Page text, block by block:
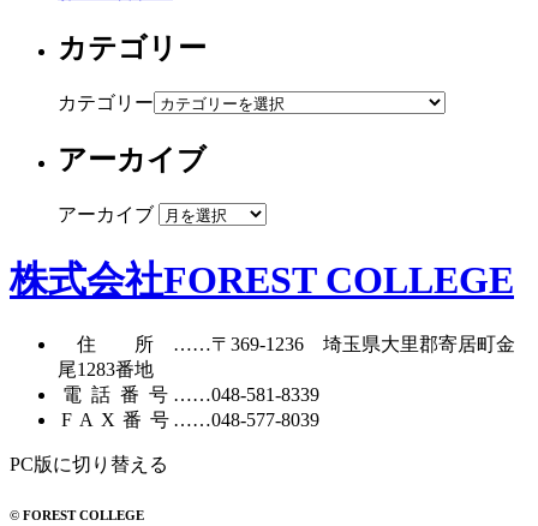
カテゴリー
カテゴリー
アーカイブ
アーカイブ
株式会社FOREST COLLEGE
住所……〒369-1236 埼玉県大里郡寄居町金
尾1283番地
電話番号……048-581-8339
FAX番号……048-577-8039
PC版に切り替える
© FOREST COLLEGE